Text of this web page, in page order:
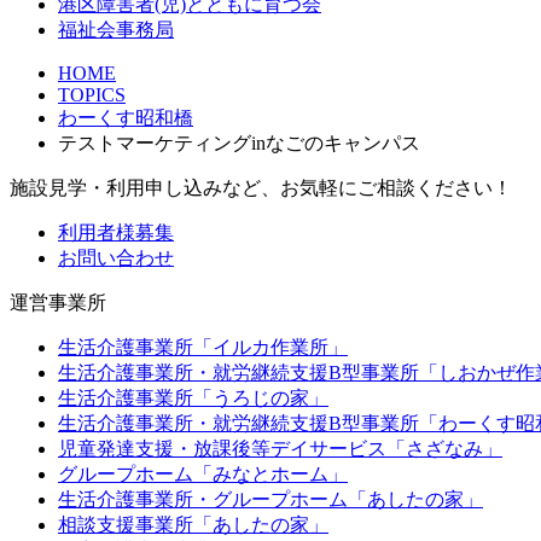
福祉会事務局
HOME
TOPICS
わーくす昭和橋
テストマーケティングinなごのキャンパス
施設見学・利用申し込みなど、お気軽にご相談ください！
利用者様募集
お問い合わせ
運営事業所
生活介護事業所「イルカ作業所」
生活介護事業所・就労継続支援B型事業所「しおかぜ作
生活介護事業所「うろじの家」
生活介護事業所・就労継続支援B型事業所「わーくす昭
児童発達支援・放課後等デイサービス「さざなみ」
グループホーム「みなとホーム」
生活介護事業所・グループホーム「あしたの家」
相談支援事業所「あしたの家」